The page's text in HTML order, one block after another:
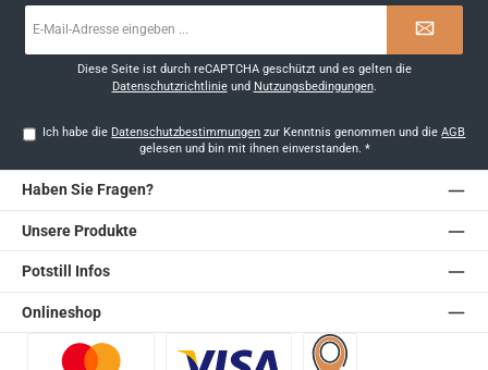
Mail-
Diese Seite ist durch reCAPTCHA geschützt und es gelten die
Datenschutzrichtlinieund Nutzungsbedingungen.
Ich habe die Datenschutzbestimmungen zur Kenntnis genommen und dieAGB
gelesen und bin mit ihnen einverstanden. *
Haben Sie Fragen?
Unsere Produkte
Potstill Infos
Onlineshop